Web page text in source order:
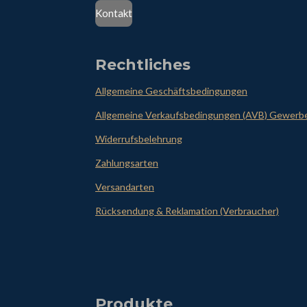
Kontakt
Rechtliches
Allgemeine Geschäftsbedingungen
Allgemeine Verkaufsbedingungen (AVB)
Widerrufsbelehrung
Zahlungsarten
Versandarten
Rücksendung & Reklamation (Verbraucher)